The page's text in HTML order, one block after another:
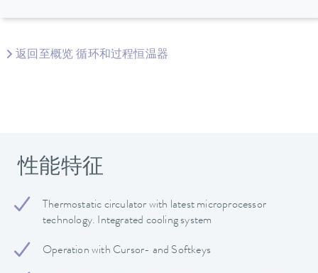
返回至概览 循环和过程恒温器
性能特征
Thermostatic circulator with latest microprocessor
technology. Integrated cooling system
Operation with Cursor- and Softkeys